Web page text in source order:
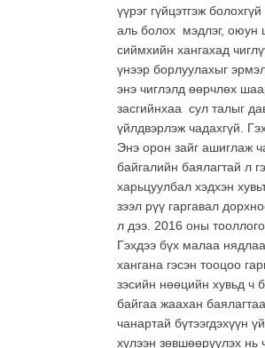
үүрэг гүйцэтгэж
аль болох мэдлэг, оюун
сиймхийн хангахад
үнээр борлуулахыг
энэ чиглэлд өөрчлөх
засгийнхаа сул талыг
үйлдвэрлэж чадахгүй.
Энэ орон зайг ашиглаж
байгалийн баялагтай л
харьцуулбал хэдхэн
зээл рүү гаргавал
л дээ. 2016 оны
Гэхдээ бүх малаа
хангана гэсэн тооцоо
зэсийн нөөцийн хувьд ч
байгаа жаахан
чанартай бүтээгдэхүүн
хүлээн зөвшөөрүүлэх нь